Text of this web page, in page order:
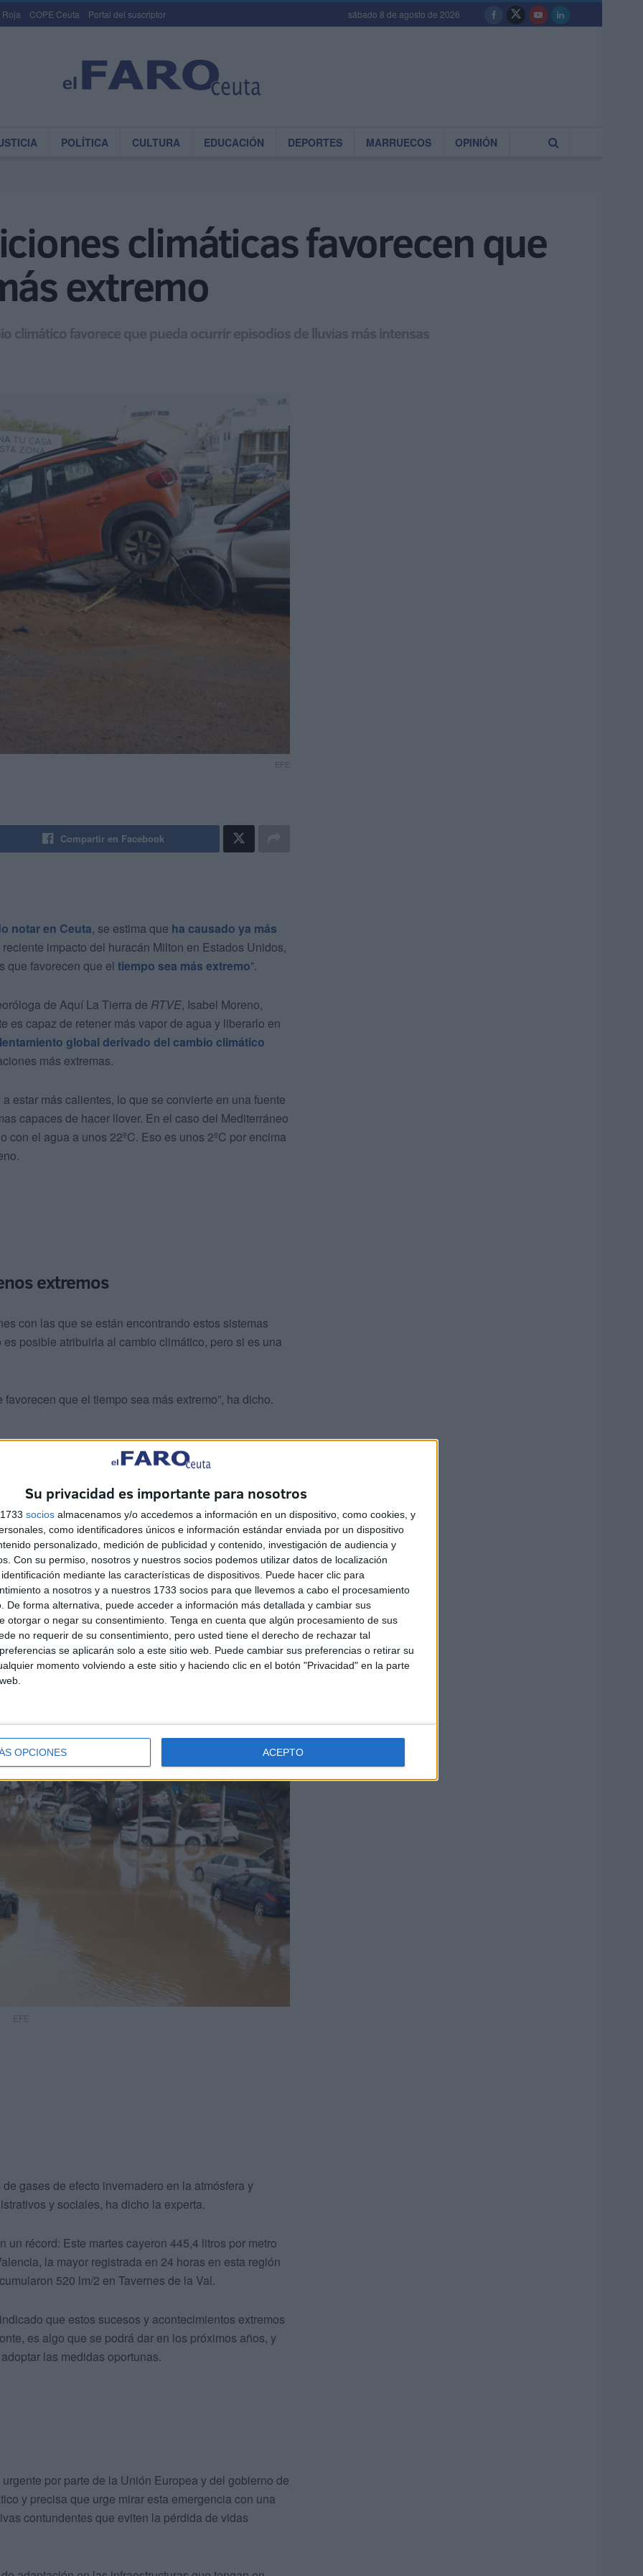
Su privacidad es importante para nosotros
socios almacenamos y/o accedemos a información en un dispositivo, como cookies, y
como identificadores únicos e información estándar enviada por un dispositivo
personalizado, medición de publicidad y contenido, investigación de audiencia y
Con su permiso, nosotros y nuestros socios podemos utilizar datos de localización
mediante las características de dispositivos. Puede hacer clic para
a nosotros y a nuestros 1733 socios para que llevemos a cabo el procesamiento
De forma alternativa, puede acceder a información más detallada y cambiar sus
otorgar o negar su consentimiento. Tenga en cuenta que algún procesamiento de sus
no requerir de su consentimiento, pero usted tiene el derecho de rechazar tal
se aplicarán solo a este sitio web. Puede cambiar sus preferencias o retirar su
momento volviendo a este sitio y haciendo clic en el botón "Privacidad" en la parte
OPCIONES ACEPTO
Roja COPE Ceuta Portal del suscriptor sábado 8 de agosto de 2026
POLÍTICA CULTURA EDUCACIÓN DEPORTES MARRUECOS OPINIÓN
climáticas favorecen que
extremo
climático favorece que pueda ocurrir episodios de lluvias más intensas
EFE
Compartir en Facebook
notar en Ceuta, se estima que ha causado ya más
impacto del huracán Milton en Estados Unidos,
que favorecen que el tiempo sea más extremo”.
de Aquí La Tierra de RTVE, Isabel Moreno,
es capaz de retener más vapor de agua y liberarlo en
global derivado del cambio climático
más extremas.
estar más calientes, lo que se convierte en una fuente
capaces de hacer llover. En el caso del Mediterráneo
el agua a unos 22ºC. Eso es unos 2ºC por encima
extremos
con las que se están encontrando estos sistemas
posible atribuirla al cambio climático, pero si es una
favorecen que el tiempo sea más extremo”, ha dicho.
aunque “la ciencia lleva tiempo alertando sobre
el cambio climático, y no necesitamos esperar ni
posibles”, ha expresado.
de adaptación a la nueva era climática: El cambio
y tenemos que evitar que puedan serlo aún más.
EFE
gases de efecto invernadero en la atmósfera y
y sociales, ha dicho la experta.
récord: Este martes cayeron 445,4 litros por metro
la mayor registrada en 24 horas en esta región
520 lm/2 en Tavernes de la Val.
que estos sucesos y acontecimientos extremos
es algo que se podrá dar en los próximos años, y
las medidas oportunas.
por parte de la Unión Europea y del gobierno de
y precisa que urge mirar esta emergencia con una
contundentes que eviten la pérdida de vidas